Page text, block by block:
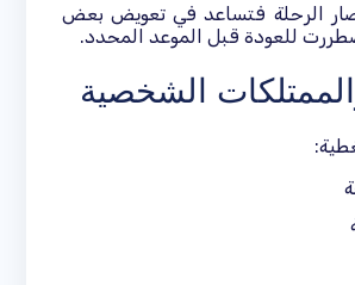
الرحلة فتساعد في تعويض بعض
للعودة قبل الموعد المحدد.
الشخصية